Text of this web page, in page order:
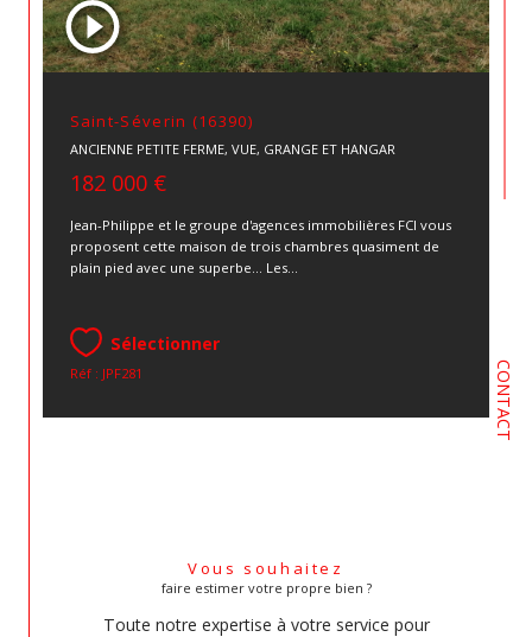
CONTACT
Saint-Séverin (16390)
ANCIENNE PETITE FERME, VUE, GRANGE ET HANGAR
182 000 €
Jean-Philippe et le groupe d'agences immobilières FCI vous
proposent cette maison de trois chambres quasiment de
plain pied avec une superbe... Les...
Sélectionner
Réf : JPF281
Vous souhaitez
faire estimer votre propre bien ?
Toute notre expertise à votre service pour